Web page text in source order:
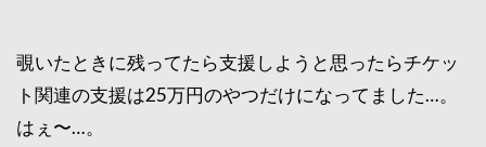
覗いたときに残ってたら支援しようと思ったらチケッ
ト関連の支援は25万円のやつだけになってました…。
はぇ〜…。